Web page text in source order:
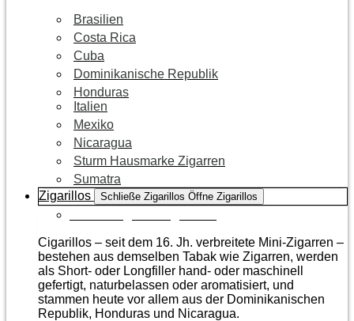
Brasilien
Costa Rica
Cuba
Dominikanische Republik
Honduras
Italien
Mexiko
Nicaragua
Sturm Hausmarke Zigarren
Sumatra
Zigarillos
Schließe Zigarillos Öffne Zigarillos
Cigarillos – seit dem 16. Jh. verbreitete Mini-Zigarren –
bestehen aus demselben Tabak wie Zigarren, werden
als Short- oder Longfiller hand- oder maschinell
gefertigt, naturbelassen oder aromatisiert, und
stammen heute vor allem aus der Dominikanischen
Republik, Honduras und Nicaragua.